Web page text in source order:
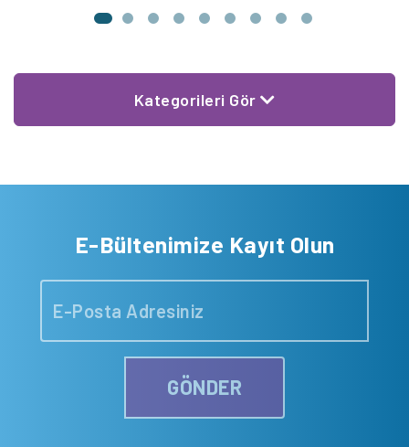
Kategorileri Gör
E-Bültenimize Kayıt Olun
GÖNDER